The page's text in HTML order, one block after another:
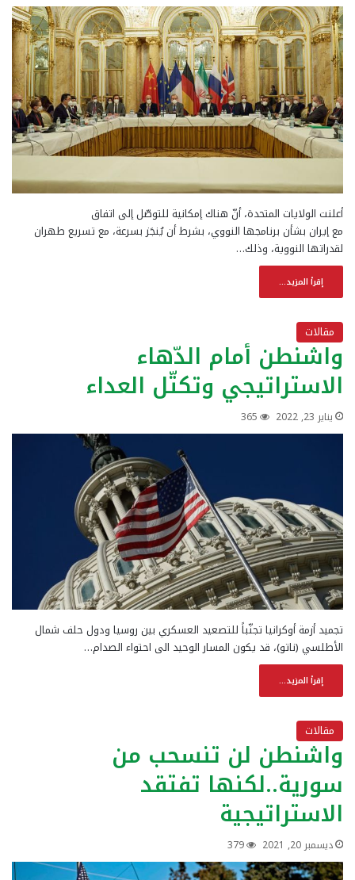
أعلنت الولايات المتحدة، أنّ هناك إمكانية للتوصّل إلى اتفاق
مع إيران بشأن برنامجها النووي، بشرط أن يُنجَز بسرعة، مع تسريع طهران
لقدراتها النووية، وذلك…
إقرأ المزيد...
مقالات
واشنطن أمام الدّهاء
الاستراتيجي وتكتّل العداء
يناير 23, 2022 365
تجميد أزمة أوكرانيا تجنّباً للتصعيد العسكري بين روسيا ودول حلف شمال
الأطلسي (ناتو)، قد يكون المسار الوحيد الى احتواء الصدام…
إقرأ المزيد...
مقالات
واشنطن لن تنسحب من
سورية..لكنها تفتقد
الاستراتيجية
ديسمبر 20, 2021 379